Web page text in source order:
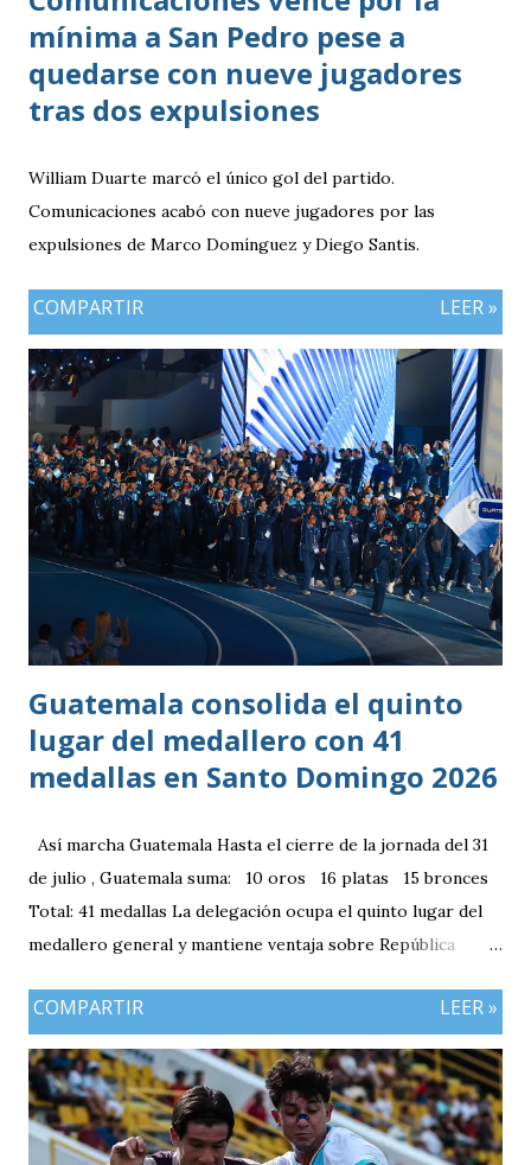
mínima a San Pedro pese a
quedarse con nueve jugadores
tras dos expulsiones
William Duarte marcó el único gol del partido.
Comunicaciones acabó con nueve jugadores por las
expulsiones de Marco Domínguez y Diego Santis.
COMPARTIR LEER »
Guatemala consolida el quinto
lugar del medallero con 41
medallas en Santo Domingo 2026
Así marcha Guatemala Hasta el cierre de la jornada del 31
de julio , Guatemala suma: 10 oros 16 platas 15 bronces
Total: 41 medallas La delegación ocupa el quinto lugar del
medallero general y mantiene ventaja sobre República
plata, aunque ambos países registran el mismo número de
COMPARTIR LEER »